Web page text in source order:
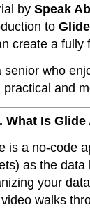
by Speak
to
create a fully
senior who
practical and
What Is Glide
is a no-code
as the data
your
walks